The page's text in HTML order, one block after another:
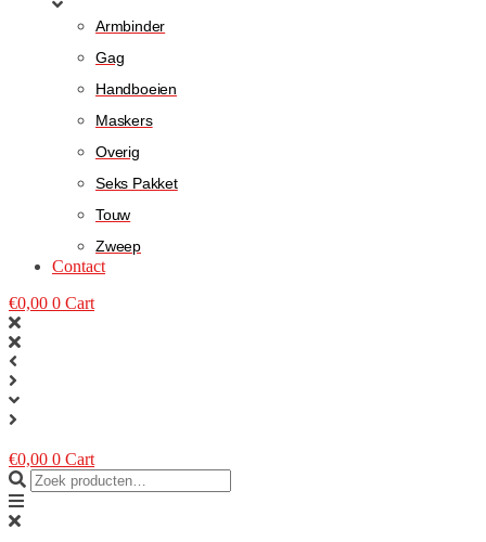
Armbinder
Gag
Handboeien
Maskers
Overig
Seks Pakket
Touw
Zweep
Contact
€0,00 0 Cart
€0,00 0 Cart